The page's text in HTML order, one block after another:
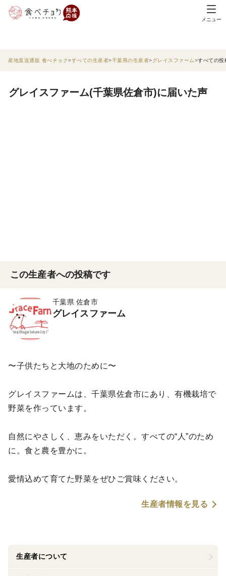
メニュー
産地直送通販 食べチョク すべての生産者 千葉県の生産者 グレイスファーム すべての投
グレイスファーム(千葉県佐倉市)に届いた声
この生産者への投稿です
千葉県 佐倉市
グレイスファーム
〜子供たちと大地のために〜
グレイスファームは、千葉県佐倉市にあり、有機栽培で
野菜を作っています。
自然にやさしく、恵みをいただく。すべての“人”のため
に。食と農を豊かに。
愛情込めて育てた野菜をぜひご賞味ください。
生産者情報を見る
生産者について